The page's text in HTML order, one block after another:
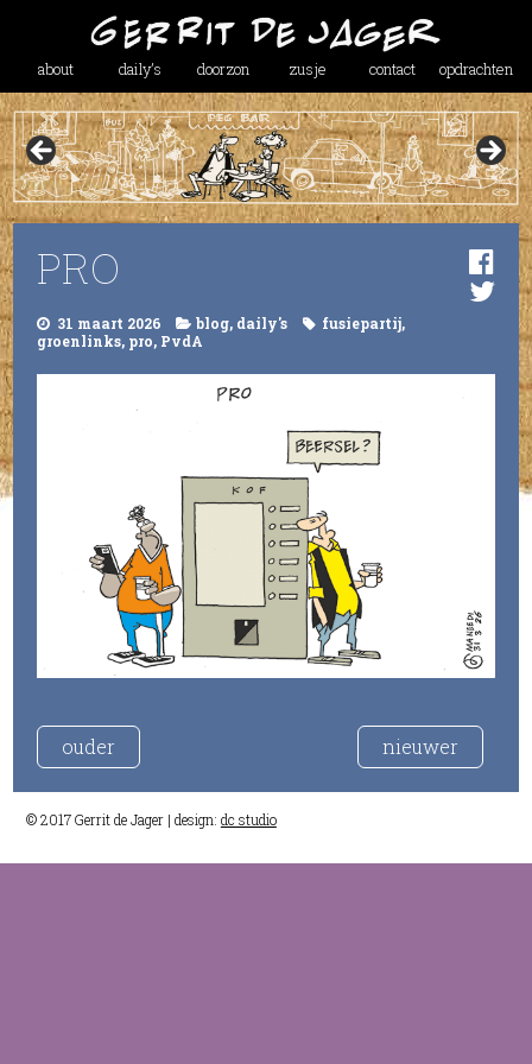
about daily’s doorzon zusje contact opdrachten
PRO
31 maart 2026 blog, daily's fusiepartij,
groenlinks, pro, PvdA
ouder nieuwer
© 2017 Gerrit de Jager | design: dc studio